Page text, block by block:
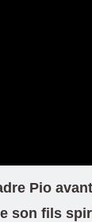
Pio
son fils